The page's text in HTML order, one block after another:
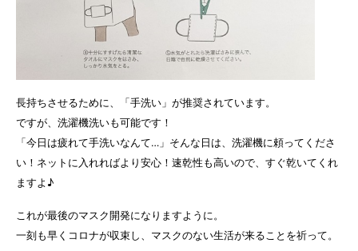
長持ちさせるために、「手洗い」が推奨されています。
ですが、洗濯機洗いも可能です！
「今日は疲れて手洗いなんて…」そんな日は、洗濯機に頼ってくださ
い！ネットに入れればより安心！速乾性も高いので、すぐ乾いてくれ
ますよ♪
これが最後のマスク開発になりますように。
一刻も早くコロナが収束し、マスクのない生活が来ることを祈って。